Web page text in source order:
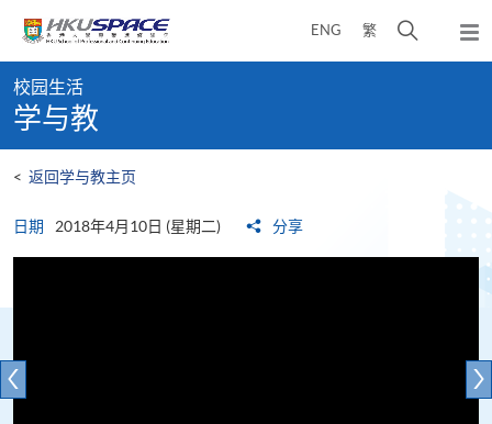
content
ENG 繁
开
弹
出
content
start
校园生活
学与教
< 返回学与教主页
日期 2018年4月10日 (星期二) 分享